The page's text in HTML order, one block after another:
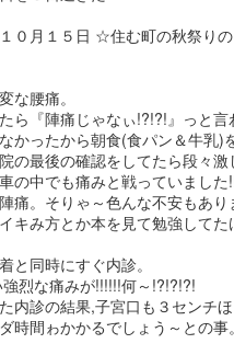
月１５日 ☆住む町の秋祭りの
な腰痛。
ら『陣痛じゃなぃ!?!?!』っと
かったから朝食(食パン＆牛乳)
の最後の確認をしてたら段々
の中でも痛みと戦っていました
痛。そりゃ～色んな不安もあり
キみ方とか本を見て勉強してた
と同時にすぐ内診。
烈な痛みが!!!!!!何～!?!?!?!
内診の結果,子宮口も３センチほ
時間ゎかかるでしょう～との事。